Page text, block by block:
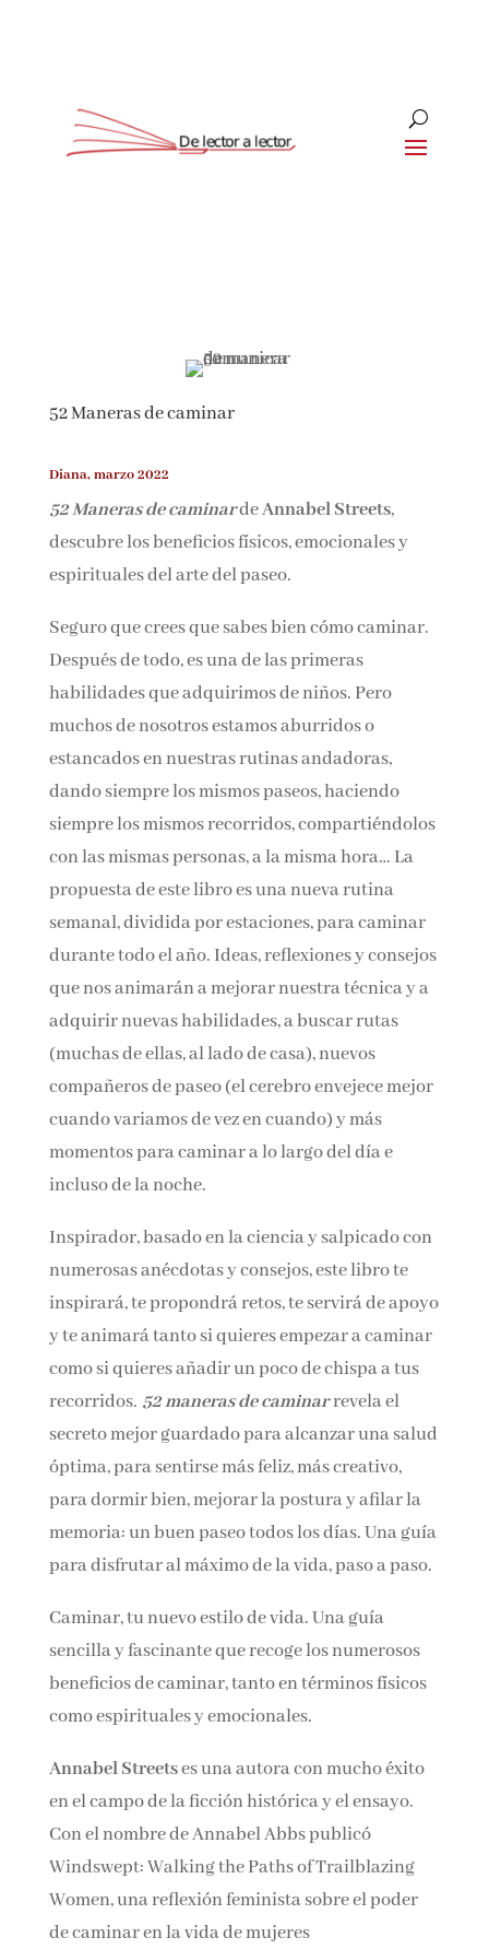
52 Maneras de caminar
Diana, marzo 2022
52 Maneras de caminarde Annabel Streets,
descubre los beneficios físicos, emocionales y
espirituales del arte del paseo.
Seguro que crees que sabes bien cómo
caminar. Después de todo, es una de las
primeras habilidades que adquirimos de
niños. Pero muchos de nosotros estamos
aburridos o estancados en nuestras rutinas
andadoras, dando siempre los mismos paseos,
haciendo siempre los mismos recorridos,
compartiéndolos con las mismas personas, a la
misma hora… La propuesta de este libro es una
nueva rutina semanal, dividida por estaciones,
para caminar durante todo el año. Ideas,
reflexiones y consejos que nos animarán a
mejorar nuestra técnica y a adquirir nuevas
habilidades, a buscar rutas (muchas de ellas, al
lado de casa), nuevos compañeros de paseo (el
cerebro envejece mejor cuando variamos de vez
en cuando) y más momentos para caminar a lo
largo del día e incluso de la noche.
Inspirador, basado en la ciencia y salpicado
con numerosas anécdotas y consejos, este libro
te inspirará, te propondrá retos, te servirá de
apoyo y te animará tanto si quieres empezar a
caminar como si quieres añadir un poco de
chispa a tus recorridos.52 maneras de
caminarrevela el secreto mejor guardado para
alcanzar una salud óptima, para sentirse más
feliz, más creativo, para dormir bien, mejorar la
postura y afilar la memoria: un buen paseo
todos los días. Una guía para disfrutar al
Caminar, tu nuevo estilo de vida. Una guía
sencilla y fascinante que recoge los numerosos
beneficios de caminar, tanto en términos físicos
Annabel Streetses una autora con mucho éxito
en el campo de la ficción histórica y el ensayo.
Con el nombre de Annabel Abbs publicó
Windswept: Walking the Paths of Trailblazing
Women, una reflexión feminista sobre el poder
Suscríbete
Únete a nuestra comunidad de amantes de la
Nombre*
Por favor, acepta lostérminos y condiciones
de privacidad